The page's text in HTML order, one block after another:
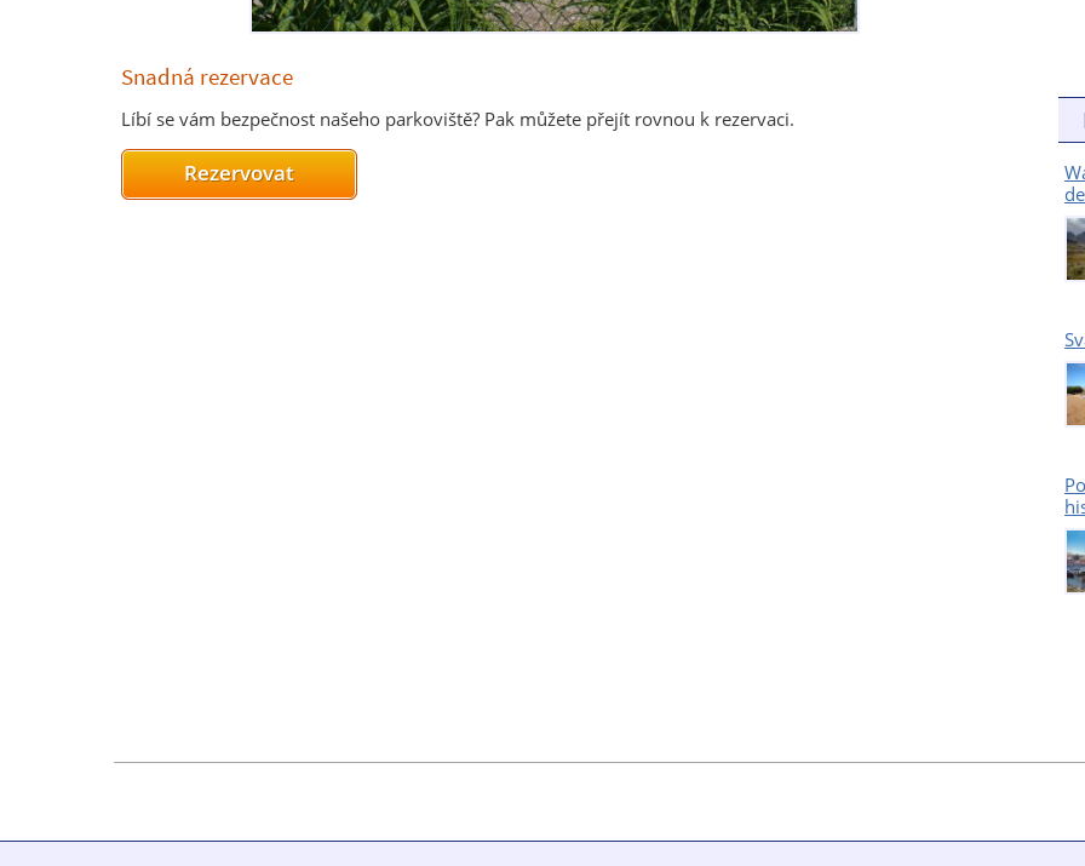
Snadná rezervace
Líbí se vám bezpečnost našeho parkoviště? Pak můžete přejít rovnou k rezervaci.
Rezervovat